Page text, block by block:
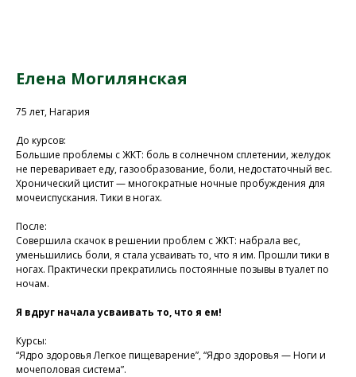
Елена Могилянская
75 лет, Нагария
До курсов:
Большие проблемы с ЖКТ: боль в солнечном сплетении, желудок
не переваривает еду, газообразование, боли, недостаточный вес.
Хронический цистит — многократные ночные пробуждения для
мочеиспускания. Тики в ногах.
После:
Совершила скачок в решении проблем с ЖКТ: набрала вес,
уменьшились боли, я стала усваивать то, что я им. Прошли тики в
ногах. Практически прекратились постоянные позывы в туалет по
ночам.
Я вдруг начала усваивать то, что я ем!
Курсы:
“Ядро здоровья Легкое пищеварение”, “Ядро здоровья — Ноги и
мочеполовая система”.
Присоединяйтесь к
нашей программе, чтобы
восстановить здоровье
без лекарств и походов в
поликлинику
Программа восстановления здоровья